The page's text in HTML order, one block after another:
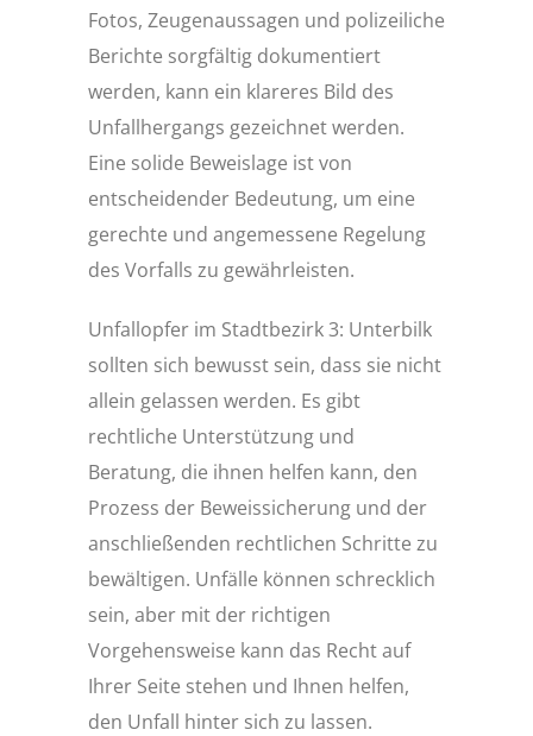
Fotos, Zeugenaussagen und polizeiliche
Berichte sorgfältig dokumentiert
werden, kann ein klareres Bild des
Unfallhergangs gezeichnet werden.
Eine solide Beweislage ist von
entscheidender Bedeutung, um eine
gerechte und angemessene Regelung
des Vorfalls zu gewährleisten.
Unfallopfer im Stadtbezirk 3: Unterbilk
sollten sich bewusst sein, dass sie nicht
allein gelassen werden. Es gibt
rechtliche Unterstützung und
Beratung, die ihnen helfen kann, den
Prozess der Beweissicherung und der
anschließenden rechtlichen Schritte zu
bewältigen. Unfälle können schrecklich
sein, aber mit der richtigen
Vorgehensweise kann das Recht auf
Ihrer Seite stehen und Ihnen helfen,
den Unfall hinter sich zu lassen.